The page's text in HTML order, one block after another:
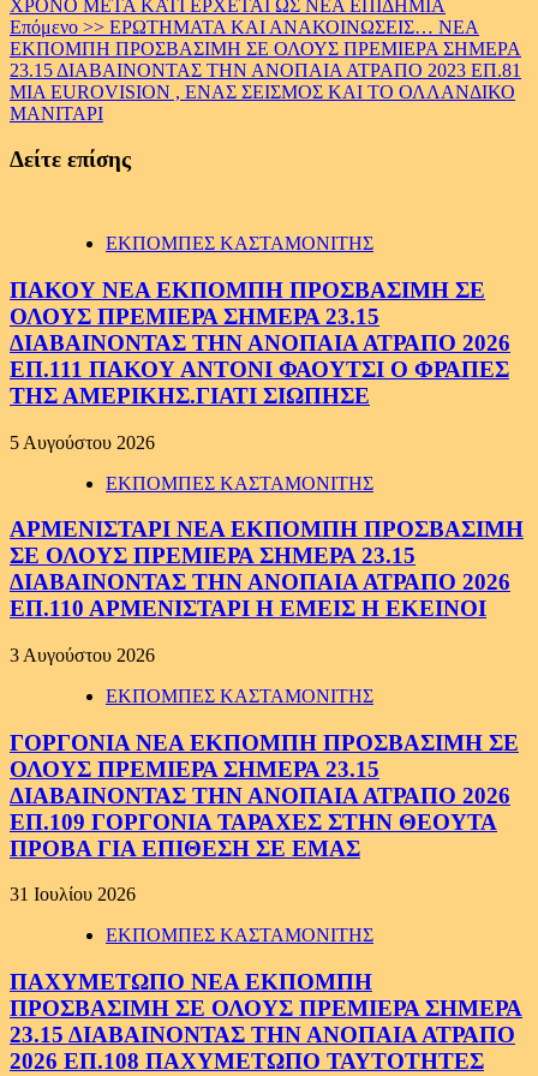
ΧΡΟΝΟ ΜΕΤΑ ΚΑΤΙ ΕΡΧΕΤΑΙ ΩΣ ΝΕΑ ΕΠΙΔΗΜΙΑ
Επόμενο >> ΕΡΩΤΗΜΑΤΑ ΚΑΙ ΑΝΑΚΟΙΝΩΣΕΙΣ… ΝΕΑ
ΕΚΠΟΜΠΗ ΠΡΟΣΒΑΣΙΜΗ ΣΕ ΟΛΟΥΣ ΠΡΕΜΙΕΡΑ ΣΗΜΕΡΑ
23.15 ΔΙΑΒΑΙΝΟΝΤΑΣ ΤΗΝ ΑΝΟΠΑΙΑ ΑΤΡΑΠΟ 2023 ΕΠ.81
ΜΙΑ EUROVISION , ΕΝΑΣ ΣΕΙΣΜΟΣ ΚΑΙ ΤΟ ΟΛΛΑΝΔΙΚΟ
ΜΑΝΙΤΑΡΙ
Δείτε επίσης
ΕΚΠΟΜΠΕΣ ΚΑΣΤΑΜΟΝΙΤΗΣ
ΠΑΚΟΥ ΝΕΑ ΕΚΠΟΜΠΗ ΠΡΟΣΒΑΣΙΜΗ ΣΕ
ΟΛΟΥΣ ΠΡΕΜΙΕΡΑ ΣΗΜΕΡΑ 23.15
ΔΙΑΒΑΙΝΟΝΤΑΣ ΤΗΝ ΑΝΟΠΑΙΑ ΑΤΡΑΠΟ 2026
ΕΠ.111 ΠΑΚΟΥ ΑΝΤΟΝΙ ΦΑΟΥΤΣΙ Ο ΦΡΑΠΕΣ
ΤΗΣ ΑΜΕΡΙΚΗΣ.ΓΙΑΤΙ ΣΙΩΠΗΣΕ
5 Αυγούστου 2026
ΕΚΠΟΜΠΕΣ ΚΑΣΤΑΜΟΝΙΤΗΣ
ΑΡΜΕΝΙΣΤΑΡΙ ΝΕΑ ΕΚΠΟΜΠΗ ΠΡΟΣΒΑΣΙΜΗ
ΣΕ ΟΛΟΥΣ ΠΡΕΜΙΕΡΑ ΣΗΜΕΡΑ 23.15
ΔΙΑΒΑΙΝΟΝΤΑΣ ΤΗΝ ΑΝΟΠΑΙΑ ΑΤΡΑΠΟ 2026
ΕΠ.110 ΑΡΜΕΝΙΣΤΑΡΙ Η ΕΜΕΙΣ Η ΕΚΕΙΝΟΙ
3 Αυγούστου 2026
ΕΚΠΟΜΠΕΣ ΚΑΣΤΑΜΟΝΙΤΗΣ
ΓΟΡΓΟΝΙΑ ΝΕΑ ΕΚΠΟΜΠΗ ΠΡΟΣΒΑΣΙΜΗ ΣΕ
ΟΛΟΥΣ ΠΡΕΜΙΕΡΑ ΣΗΜΕΡΑ 23.15
ΔΙΑΒΑΙΝΟΝΤΑΣ ΤΗΝ ΑΝΟΠΑΙΑ ΑΤΡΑΠΟ 2026
ΕΠ.109 ΓΟΡΓΟΝΙΑ ΤΑΡΑΧΕΣ ΣΤΗΝ ΘΕΟΥΤΑ
ΠΡΟΒΑ ΓΙΑ ΕΠΙΘΕΣΗ ΣΕ ΕΜΑΣ
31 Ιουλίου 2026
ΕΚΠΟΜΠΕΣ ΚΑΣΤΑΜΟΝΙΤΗΣ
ΠΑΧΥΜΕΤΩΠΟ ΝΕΑ ΕΚΠΟΜΠΗ
ΠΡΟΣΒΑΣΙΜΗ ΣΕ ΟΛΟΥΣ ΠΡΕΜΙΕΡΑ ΣΗΜΕΡΑ
23.15 ΔΙΑΒΑΙΝΟΝΤΑΣ ΤΗΝ ΑΝΟΠΑΙΑ ΑΤΡΑΠΟ
2026 ΕΠ.108 ΠΑΧΥΜΕΤΩΠΟ ΤΑΥΤΟΤΗΤΕΣ